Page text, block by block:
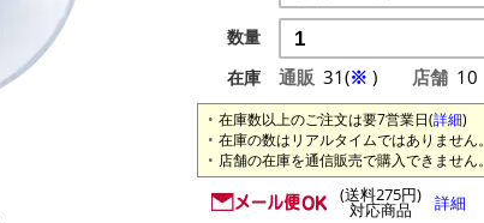
数量
在庫
通販 31(※ ) 店舗 10
在庫数以上のご注文は要7営業日(詳細)
在庫の数はリアルタイムではありません。
店舗の在庫を通信販売で購入できません。
(送料275円)
対応商品 詳細